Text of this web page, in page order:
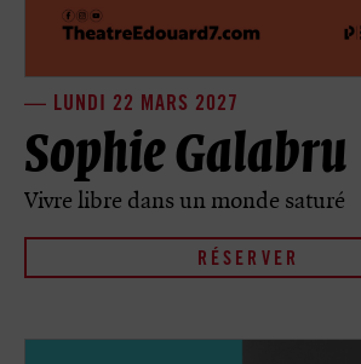
LUNDI 22 MARS 2027
Sophie Galabru
Vivre libre dans un monde saturé
RÉSERVER